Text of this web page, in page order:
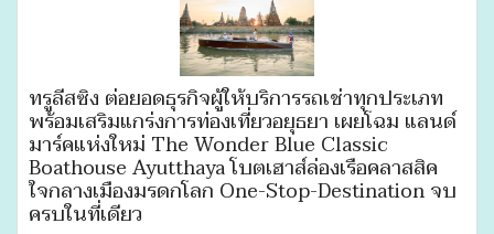
ทรูลีสซิ่ง ต่อยอดธุรกิจผู้ให้บริการรถเช่าทุกประเภท
พร้อมเสริมแกร่งการท่องเที่ยวอยุธยา เผยโฉม แลนด์
มาร์คแห่งใหม่ The Wonder Blue Classic
Boathouse Ayutthaya โบตเฮาส์ล่องเรือคลาสสิค
ใจกลางเมืองมรดกโลก One-Stop-Destination จบ
ครบในที่เดียว